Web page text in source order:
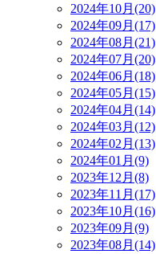
2024年10月(20)
2024年09月(17)
2024年08月(21)
2024年07月(20)
2024年06月(18)
2024年05月(15)
2024年04月(14)
2024年03月(12)
2024年02月(13)
2024年01月(9)
2023年12月(8)
2023年11月(17)
2023年10月(16)
2023年09月(9)
2023年08月(14)